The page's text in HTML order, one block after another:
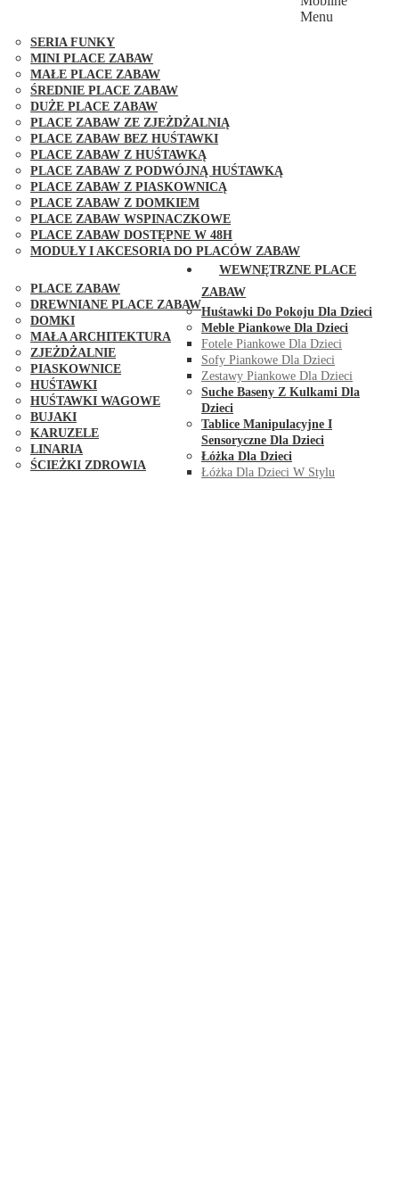
SERIA FUNKY
MINI PLACE ZABAW
MAŁE PLACE ZABAW
ŚREDNIE PLACE ZABAW
DUŻE PLACE ZABAW
PLACE ZABAW ZE ZJEŻDŻALNIĄ
PLACE ZABAW BEZ HUŚTAWKI
PLACE ZABAW Z HUŚTAWKĄ
PLACE ZABAW Z PODWÓJNĄ HUŚTAWKĄ
PLACE ZABAW Z PIASKOWNICĄ
PLACE ZABAW Z DOMKIEM
PLACE ZABAW WSPINACZKOWE
PLACE ZABAW DOSTĘPNE W 48H
MODUŁY I AKCESORIA DO PLACÓW ZABAW
PLACE ZABAW
DREWNIANE PLACE ZABAW
DOMKI
MAŁA ARCHITEKTURA
ZJEŻDŻALNIE
PIASKOWNICE
HUŚTAWKI
HUŚTAWKI WAGOWE
BUJAKI
KARUZELE
LINARIA
ŚCIEŻKI ZDROWIA
Menu
WEWNĘTRZNE PLACE
ZABAW
Huśtawki Do Pokoju Dla Dzieci
Meble Piankowe Dla Dzieci
Fotele Piankowe Dla Dzieci
Sofy Piankowe Dla Dzieci
Zestawy Piankowe Dla Dzieci
Suche Baseny Z Kulkami Dla
Dzieci
Tablice Manipulacyjne I
Sensoryczne Dla Dzieci
Łóżka Dla Dzieci
Łóżka Dla Dzieci W Stylu